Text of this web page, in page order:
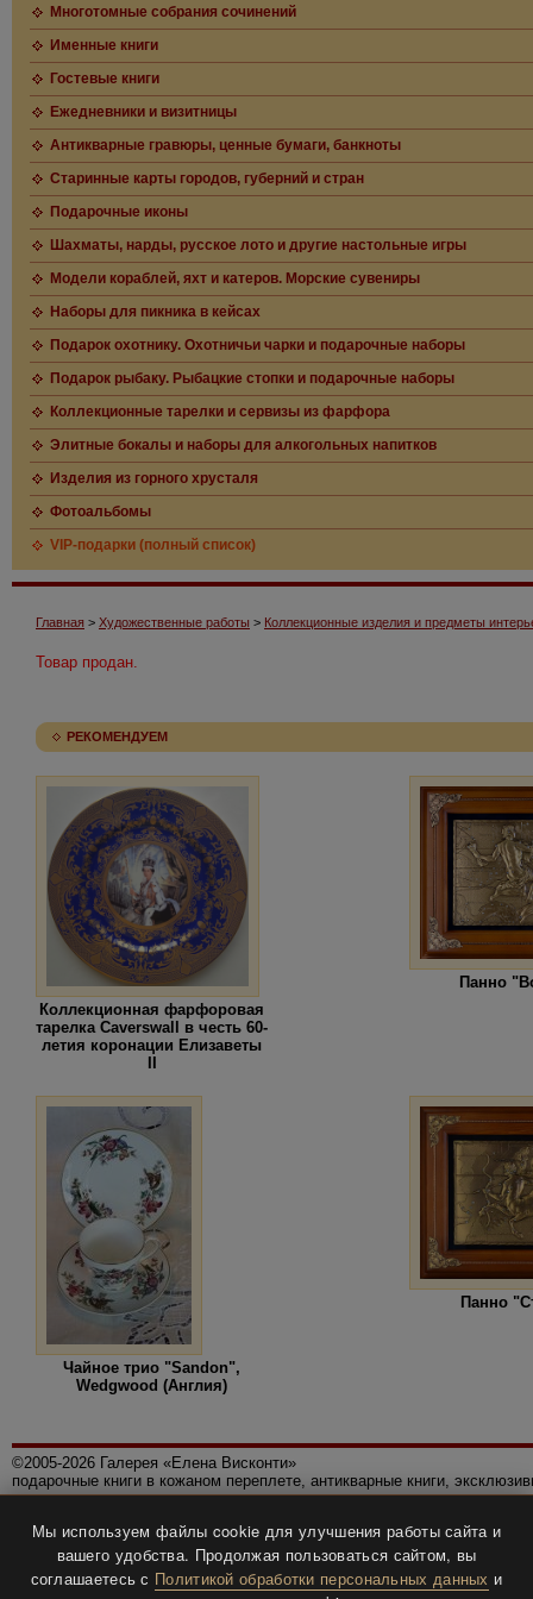
Многотомные собрания сочинений
Именные книги
Гостевые книги
Ежедневники и визитницы
Антикварные гравюры, ценные бумаги, банкноты
Старинные карты городов, губерний и стран
Подарочные иконы
Шахматы, нарды, русское лото и другие настольные игры
Модели кораблей, яхт и катеров. Морские сувениры
Наборы для пикника в кейсах
Подарок охотнику. Охотничьи чарки и подарочные наборы
Подарок рыбаку. Рыбацкие стопки и подарочные наборы
Коллекционные тарелки и сервизы из фарфора
Элитные бокалы и наборы для алкогольных напитков
Изделия из горного хрусталя
Фотоальбомы
VIP-подарки (полный список)
Главная > Художественные работы > Коллекционные изделия и предметы
Товар продан.
РЕКОМЕНДУЕМ
Коллекционная фарфоровая
тарелка Caverswall в честь 60-
летия коронации Елизаветы
II
Панно
Чайное трио "Sandon",
Wedgwood (Англия)
Панно
©2005-2026 Галерея «Елена Висконти»
подарочные книги в кожаном переплете, антикварные книги,
Политика конфиденциальности
Все права защищены.
Разработка и дизайнBTV-info.
Мы используем файлы cookie для улучшения работы сайта и
вашего удобства. Продолжая пользоваться сайтом, вы
соглашаетесь с Политикой обработки персональных данных и